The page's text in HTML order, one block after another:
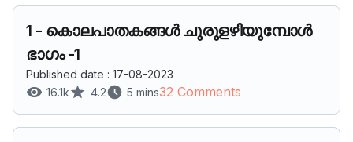
1 - കൊലപാതകങ്ങൾ ചുരുളഴിയുമ്പോൾ
ഭാഗം -1
Published date : 17-08-2023
16.1k
4.2 5 mins32 Comments